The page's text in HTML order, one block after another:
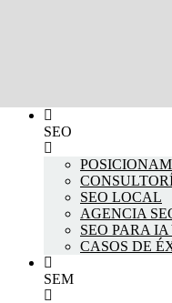
SEO
SEO LOCAL
AGENCIA
SEO PARA
CASOS DE
SEM